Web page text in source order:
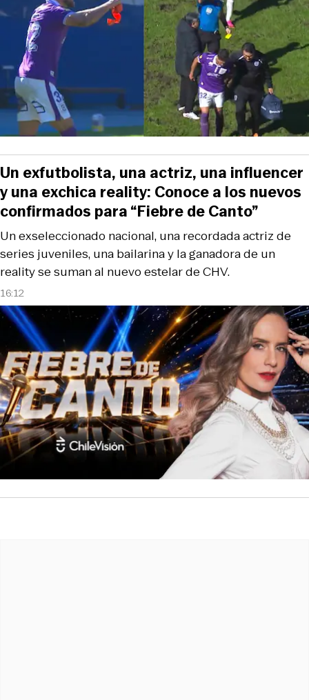
16:12
Un exseleccionado nacional, una recordada actriz de
series juveniles, una bailarina y la ganadora de un
reality se suman al nuevo estelar de CHV.
Un exfutbolista, una actriz, una influencer
y una exchica reality: Conoce a los nuevos
confirmados para “Fiebre de Canto”